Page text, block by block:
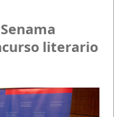
literario